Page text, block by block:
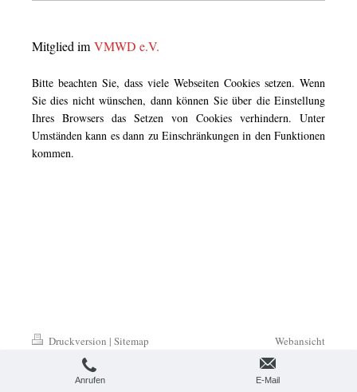
Mitglied im VMWD e.V.
Bitte beachten Sie, dass viele Webseiten Cookies setzen. Wenn
Sie dies nicht wünschen, dann können Sie über die Einstellung
Ihres Browsers das Setzen von Cookies verhindern. Unter
Umständen kann es dann zu Einschränkungen in den Funktionen
kommen.
Druckversion | Sitemap
© 2016-2026 TAKACAT GmbH -
Webansicht
Anrufen E-Mail